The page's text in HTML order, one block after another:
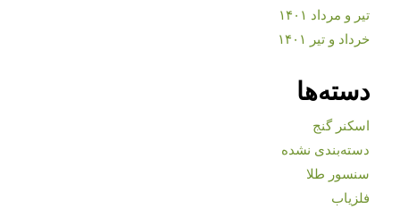
تیر و مرداد ۱۴۰۱
خرداد و تیر ۱۴۰۱
دسته‌ها
اسکنر گنج
دسته‌بندی نشده
سنسور طلا
فلزیاب